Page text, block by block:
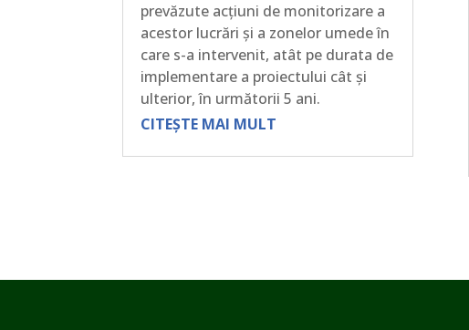
prevăzute acțiuni de monitorizare a
acestor lucrări și a zonelor umede în
care s-a intervenit, atât pe durata de
implementare a proiectului cât și
ulterior, în următorii 5 ani.
CITEȘTE MAI MULT